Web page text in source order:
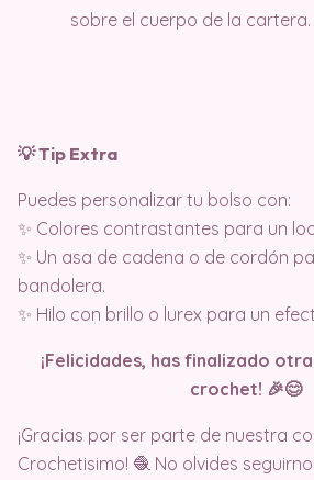
sobre el cuerpo de la cartera.
💡 Tip Extra
Puedes personalizar tu bolso con:
✨ Colores contrastantes para un
✨ Un asa de cadena o de cordón
bandolera.
✨ Hilo con brillo o lurex para un
¡Felicidades, has finalizado
crochet! 🎉😊
¡Gracias por ser parte de nuestra
Crochetisimo! 🧶 No olvides